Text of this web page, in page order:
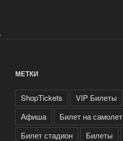
.
МЕТКИ
ShopTickets VIP Билеты
Афиша
Билет на самолет
Билет стадион
Билеты